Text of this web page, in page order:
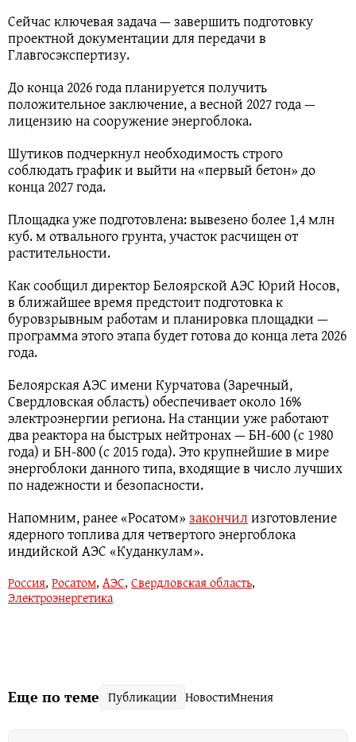
Сейчас ключевая задача — завершить подготовку
проектной документации для передачи в
Главгосэкспертизу.
До конца 2026 года планируется получить
положительное заключение, а весной 2027 года —
лицензию на сооружение энергоблока.
Шутиков подчеркнул необходимость строго
соблюдать график и выйти на «первый бетон» до
конца 2027 года.
Площадка уже подготовлена: вывезено более 1,4 млн
куб. м отвального грунта, участок расчищен от
растительности.
Как сообщил директор Белоярской АЭС Юрий Носов,
в ближайшее время предстоит подготовка к
буровзрывным работам и планировка площадки —
программа этого этапа будет готова до конца лета 2026
года.
Белоярская АЭС имени Курчатова (Заречный,
Свердловская область) обеспечивает около 16%
электроэнергии региона. На станции уже работают
два реактора на быстрых нейтронах — БН-600 (с 1980
года) и БН-800 (с 2015 года). Это крупнейшие в мире
энергоблоки данного типа, входящие в число лучших
по надежности и безопасности.
Напомним, ранее «Росатом»закончилизготовление
ядерного топлива для четвертого энергоблока
индийской АЭС «Куданкулам».
Россия, Росатом, АЭС, Свердловская область,
Электроэнергетика
Еще по теме Публикации НовостиМнения